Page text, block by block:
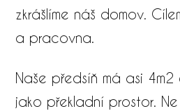
zkrášlíme náš domov.
a pracovna.
Naše předsíň má asi 4m2
jako překladní prostor.